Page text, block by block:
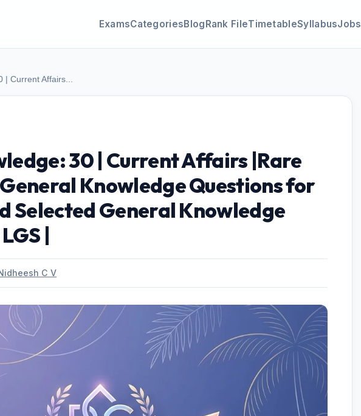
ExamsCategoriesBlogRank FileTimetableSyllabusJobs
| Current Affairs...
30 | Current Affairs |Rare
Knowledge Questions for
Selected General Knowledge
|
C V